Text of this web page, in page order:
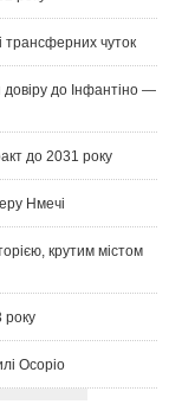
трансферних чуток
до Інфантіно —
до 2031 року
Нмечі
крутим містом
року
Осоріо